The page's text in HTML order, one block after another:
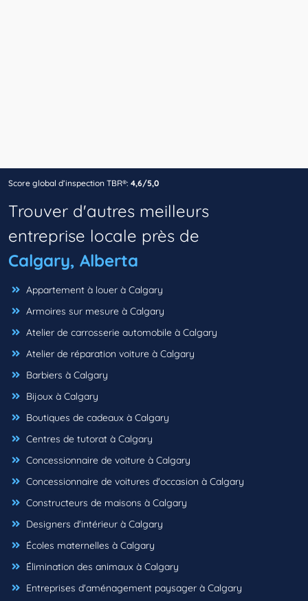
Score global d’inspection TBR®: 4,6/5,0
Trouver d'autres meilleurs
entreprise locale près de
Calgary, Alberta
Appartement à louer à Calgary
Armoires sur mesure à Calgary
Atelier de carrosserie automobile à Calgary
Atelier de réparation voiture à Calgary
Barbiers à Calgary
Bijoux à Calgary
Boutiques de cadeaux à Calgary
Centres de tutorat à Calgary
Concessionnaire de voiture à Calgary
Concessionnaire de voitures d'occasion à Calgary
Constructeurs de maisons à Calgary
Designers d'intérieur à Calgary
Écoles maternelles à Calgary
Élimination des animaux à Calgary
Entreprises d'aménagement paysager à Calgary